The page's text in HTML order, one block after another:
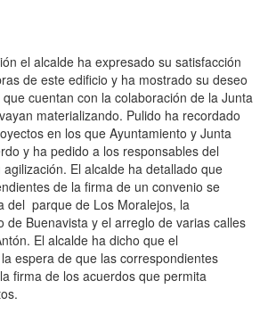
el alcalde ha expresado su satisfacción
de este edificio y ha mostrado su deseo
cuentan con la colaboración de la Junta
materializando. Pulido ha recordado
en los que Ayuntamiento y Junta
y ha pedido a los responsables del
El alcalde ha detallado que
de la firma de un convenio se
del parque de Los Moralejos, la
de Buenavista y el arreglo de varias calles
El alcalde ha dicho que el
espera de que las correspondientes
firma de los acuerdos que permita